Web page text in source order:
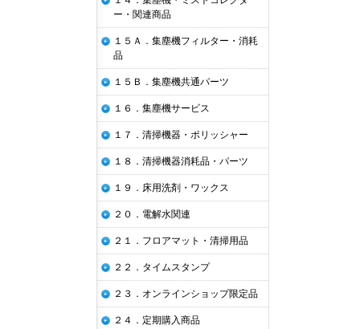
ー・関連商品
１５Ａ．集塵機フィルター・消耗
品
１５Ｂ．集塵機共通パーツ
１６．集塵機サービス
１７．清掃機器・ポリッシャー
１８．清掃機器消耗品・パーツ
１９．床用洗剤・ワックス
２０．電解水関連
２１．フロアマット・清掃用品
２２．タイムスタンプ
２３．オンラインショップ限定品
２４．定期購入商品